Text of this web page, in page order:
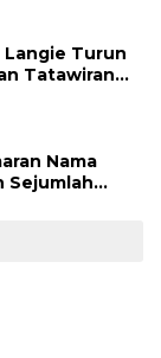
Langie Turun
Tatawiran
Nama
Sejumlah